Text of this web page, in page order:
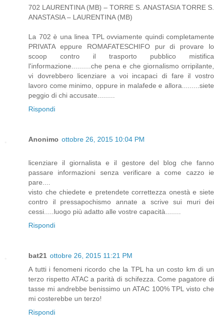
702 LAURENTINA (MB) – TORRE S. ANASTASIA TORRE S.
ANASTASIA – LAURENTINA (MB)
La 702 è una linea TPL ovviamente quindi completamente
PRIVATA eppure ROMAFATESCHIFO pur di provare lo
scoop contro il trasporto pubblico mistifica
l'informazione..........che pena e che giornalismo orripilante,
vi dovrebbero licenziare a voi incapaci di fare il vostro
lavoro come minimo, oppure in malafede e allora.........siete
peggio di chi accusate.........
Rispondi
Anonimo ottobre 26, 2015 10:04 PM
licenziare il giornalista e il gestore del blog che fanno
passare informazioni senza verificare a come cazzo ie
pare....
visto che chiedete e pretendete correttezza onestà e siete
contro il pressapochismo annate a scrive sui muri dei
cessi.....luogo più adatto alle vostre capacità........
Rispondi
bat21 ottobre 26, 2015 11:21 PM
A tutti i fenomeni ricordo che la TPL ha un costo km di un
terzo rispetto ATAC a parità di schifezza. Come pagatore di
tasse mi andrebbe benissimo un ATAC 100% TPL visto che
mi costerebbe un terzo!
Rispondi